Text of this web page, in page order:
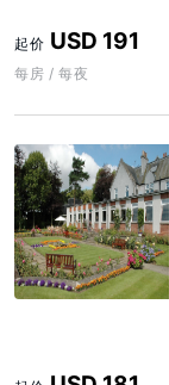
起价 USD 191
每房 / 每夜